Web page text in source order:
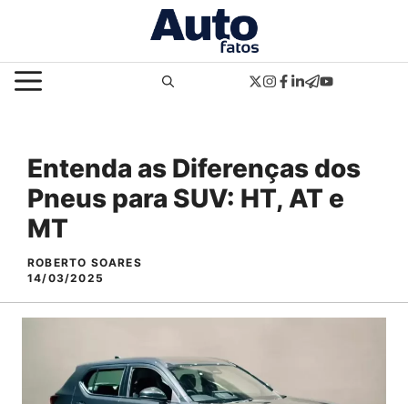
o
conteúdoMENU
Entenda as Diferenças dos
Pneus para SUV: HT, AT e
MT
ROBERTO SOARES
14/03/2025